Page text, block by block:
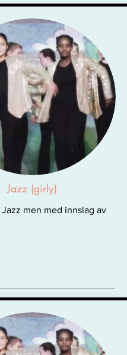
Jazz (girly)
Jazz men med innslag av